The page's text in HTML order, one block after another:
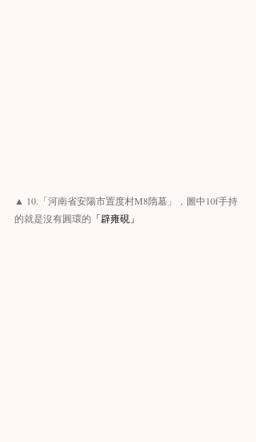
▲ 10.「河南省安陽市置度村M8隋墓」，圖中10f手持
的就是沒有圓環的 「辟雍硯」